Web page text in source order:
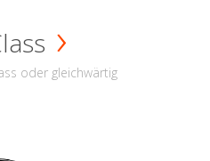
oder gleichwärtig